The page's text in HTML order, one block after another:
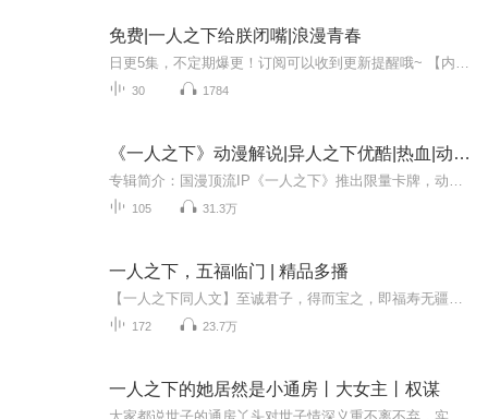
免费|一人之下给朕闭嘴|浪漫青春
30 1784
《一人之下》动漫解说|异人之下优酷|热血|动漫IP
105 31.3万
一人之下，五福临门 | 精品多播
172 23.7万
一人之下的她居然是小通房丨大女主丨权谋